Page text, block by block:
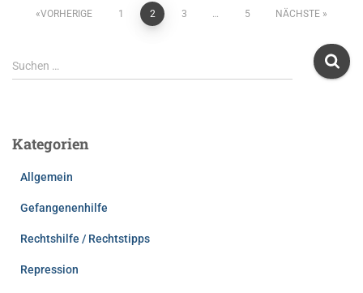
Seitennummerierung
der
VORHERIGE 1 2 3 … 5 NÄCHSTE
S
u
n
Suchen …
Kategorien
Allgemein
Gefangenenhilfe
Rechtshilfe / Rechtstipps
Repression